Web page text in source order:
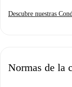
Descubre nuestras
Normas de la